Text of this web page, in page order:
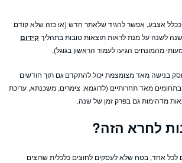
אצבע, אפשר להגיד שלאתר חדש (או כזה שלא קודם
שנה לשנה על מנת לראות תוצאות טובות בתהליךקידום
מהמונחים הגיעו לעמוד הראשון בגוגל).
בנישה מאד מצומצמת יכול להתקדם גם תוך חודשים
בתחומים מאד תחרותיים (לדוגמא: צימרים, משכנתא, עריכת
מדהימות גם בפרק זמן של שנה.
לחרא הזה?
אחד, בטח שלא לעסקים לחוצים כלכלית שרוצים